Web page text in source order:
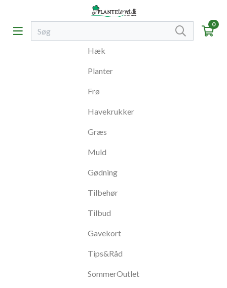
0
Hæk
Planter
Frø
Havekrukker
Græs
Muld
Gødning
Tilbehør
Tilbud
Gavekort
Tips&Råd
SommerOutlet